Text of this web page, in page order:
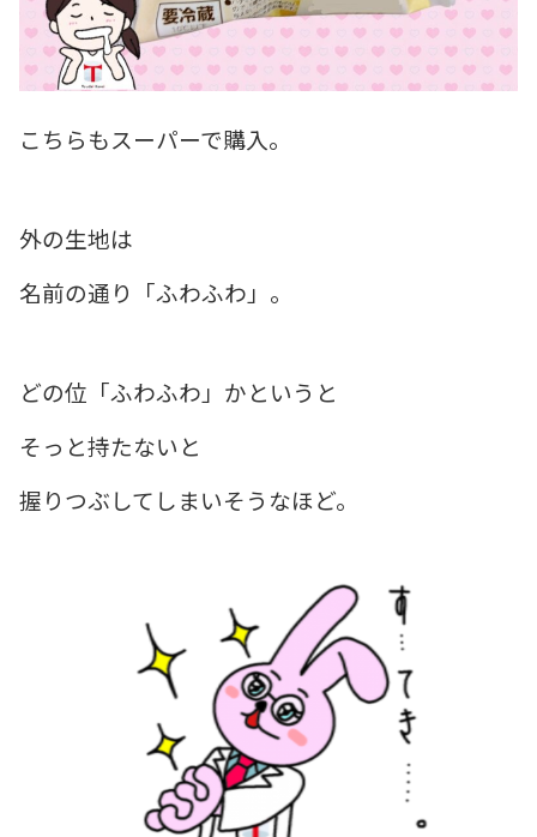
こちらもスーパーで購入。
外の生地は
名前の通り「ふわふわ」。
どの位「ふわふわ」かというと
そっと持たないと
握りつぶしてしまいそうなほど。